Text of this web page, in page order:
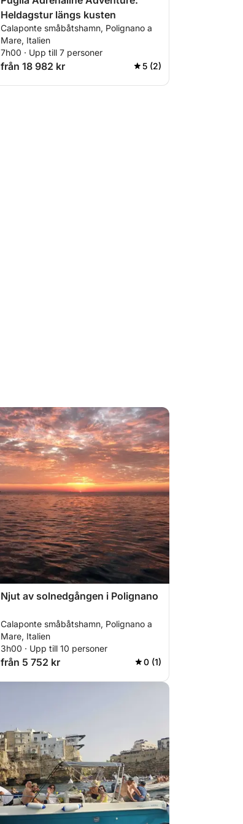
Heldagstur längs kusten
Calaponte småbåtshamn, Polignano a
Mare, Italien
7h00 · Upp till 7 personer
från 18 982 kr 5 (2)
Njut av solnedgången i Polignano
Calaponte småbåtshamn, Polignano a
Mare, Italien
3h00 · Upp till 10 personer
från 5 752 kr 0 (1)